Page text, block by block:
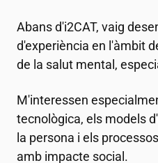
Abans d'i2CAT, vaig
d'experiència en l'àmbit
de la salut mental,
M'interessen
tecnològica, els models
la persona i els
amb impacte social.